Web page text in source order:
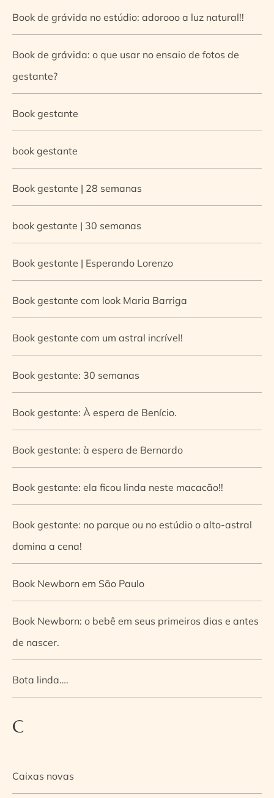
Book de grávida no estúdio: adorooo a luz natural!!
Book de grávida: o que usar no ensaio de fotos de
gestante?
Book gestante
book gestante
Book gestante | 28 semanas
book gestante | 30 semanas
Book gestante | Esperando Lorenzo
Book gestante com look Maria Barriga
Book gestante com um astral incrível!
Book gestante: 30 semanas
Book gestante: À espera de Benício.
Book gestante: à espera de Bernardo
Book gestante: ela ficou linda neste macacão!!
Book gestante: no parque ou no estúdio o alto-astral
domina a cena!
Book Newborn em São Paulo
Book Newborn: o bebê em seus primeiros dias e antes
de nascer.
Bota linda….
C
Caixas novas